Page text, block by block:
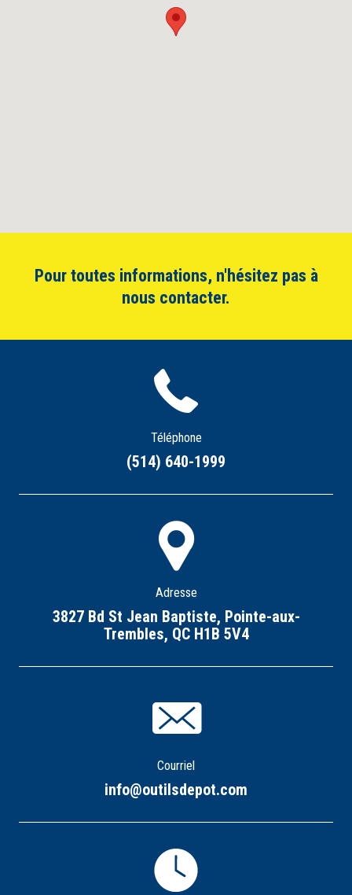
Pour toutes informations, n'hésitez pas à
nous contacter.
Téléphone
(514) 640-1999
Adresse
3827 Bd St Jean Baptiste, Pointe-aux-
Trembles, QC H1B 5V4
Courriel
info@outilsdepot.com